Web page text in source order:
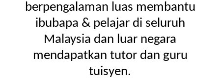
berpengalaman luas membantu
ibubapa & pelajar di seluruh
Malaysia dan luar negara
mendapatkan tutor dan guru
tuisyen.